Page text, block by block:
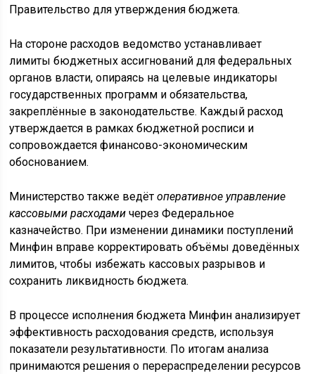
Правительство для утверждения бюджета.
На стороне расходов ведомство устанавливает
лимиты бюджетных ассигнований для федеральных
органов власти, опираясь на целевые индикаторы
государственных программ и обязательства,
закреплённые в законодательстве. Каждый расход
утверждается в рамках бюджетной росписи и
сопровождается финансово-экономическим
обоснованием.
Министерство также ведётоперативное управление
кассовыми расходами через Федеральное
казначейство. При изменении динамики поступлений
Минфин вправе корректировать объёмы доведённых
лимитов, чтобы избежать кассовых разрывов и
сохранить ликвидность бюджета.
В процессе исполнения бюджета Минфин анализирует
эффективность расходования средств, используя
показатели результативности. По итогам анализа
принимаются решения о перераспределении ресурсов